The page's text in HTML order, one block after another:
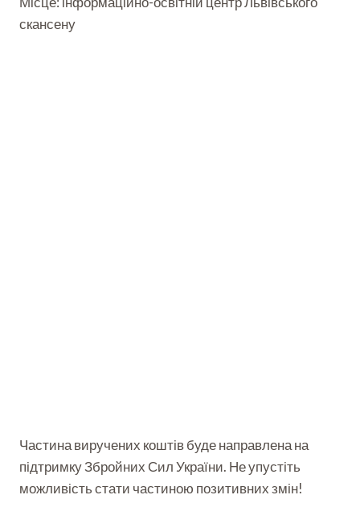
скансену
Частина виручених коштів буде направлена на
підтримку Збройних Сил України. Не упустіть
можливість стати частиною позитивних змін!